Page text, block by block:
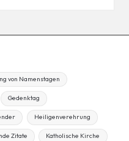
von Namenstagen
Gedenktag
Heiligenverehrung
Zitate Katholische Kirche